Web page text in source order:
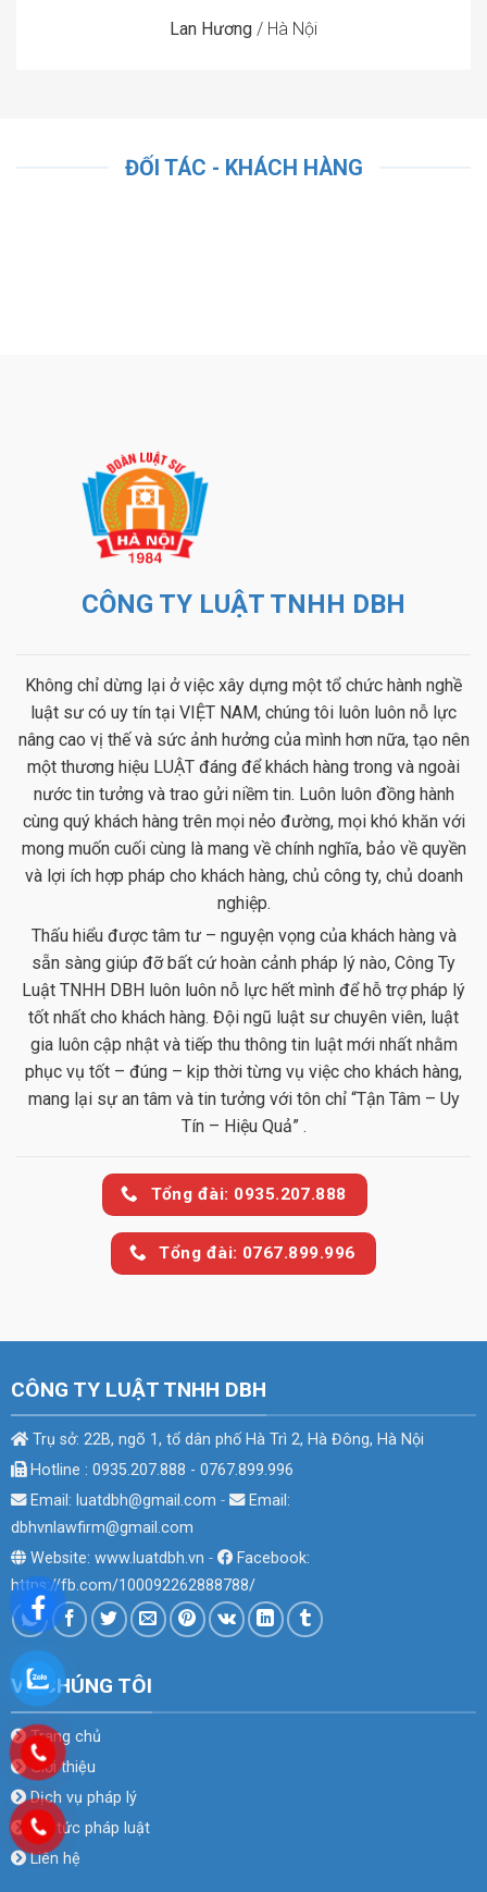
Lan Hương / Hà Nội
ĐỐI TÁC - KHÁCH HÀNG
CÔNG TY LUẬT TNHH DBH
Không chỉ dừng lại ở việc xây dựng một tổ chức hành nghề
luật sư có uy tín tại VIỆT NAM, chúng tôi luôn luôn nỗ lực
nâng cao vị thế và sức ảnh hưởng của mình hơn nữa, tạo nên
một thương hiệu LUẬT đáng để khách hàng trong và ngoài
nước tin tưởng và trao gửi niềm tin. Luôn luôn đồng hành
cùng quý khách hàng trên mọi nẻo đường, mọi khó khăn với
mong muốn cuối cùng là mang về chính nghĩa, bảo về quyền
và lợi ích hợp pháp cho khách hàng, chủ công ty, chủ doanh
nghiệp.
Thấu hiểu được tâm tư – nguyện vọng của khách hàng và
sẵn sàng giúp đỡ bất cứ hoàn cảnh pháp lý nào, Công Ty
Luật TNHH DBH luôn luôn nỗ lực hết mình để hỗ trợ pháp lý
tốt nhất cho khách hàng. Đội ngũ luật sư chuyên viên, luật
gia luôn cập nhật và tiếp thu thông tin luật mới nhất nhằm
phục vụ tốt – đúng – kịp thời từng vụ việc cho khách hàng,
mang lại sự an tâm và tin tưởng với tôn chỉ “Tận Tâm – Uy
Tín – Hiệu Quả” .
Tổng đài: 0935.207.888
Tổng đài: 0767.899.996
CÔNG TY LUẬT TNHH DBH
Trụ sở: 22B, ngõ 1, tổ dân phố Hà Trì 2, Hà Đông, Hà Nội
Hotline : 0935.207.888 - 0767.899.996
Email: luatdbh@gmail.com -
Email:
dbhvnlawfirm@gmail.com
Website: www.luatdbh.vn -
Facebook:
https://fb.com/100092262888788/
VỀ CHÚNG TÔI
Trang chủ
Giới thiệu
Dịch vụ pháp lý
Tin tức pháp luật
Liên hệ